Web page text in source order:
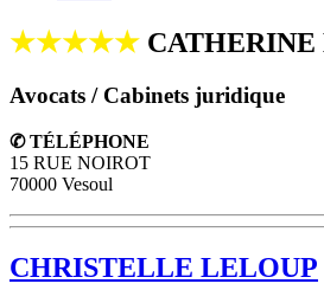
★★★★★
Avocats / Cabinets juridique
✆ TÉLÉPHONE
15 RUE NOIROT
70000 Vesoul
CHRISTELLE LELOUP